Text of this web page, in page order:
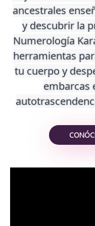
ancestrales
y descubrir la
Numerología
herramientas
tu cuerpo y
embarcas